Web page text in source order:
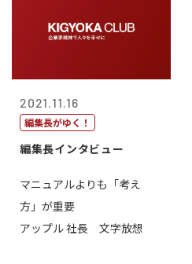
2021.11.16
編集長がゆく！
編集長インタビュー
マニュアルよりも「考え
方」が重要
アップル 社長 文字放想